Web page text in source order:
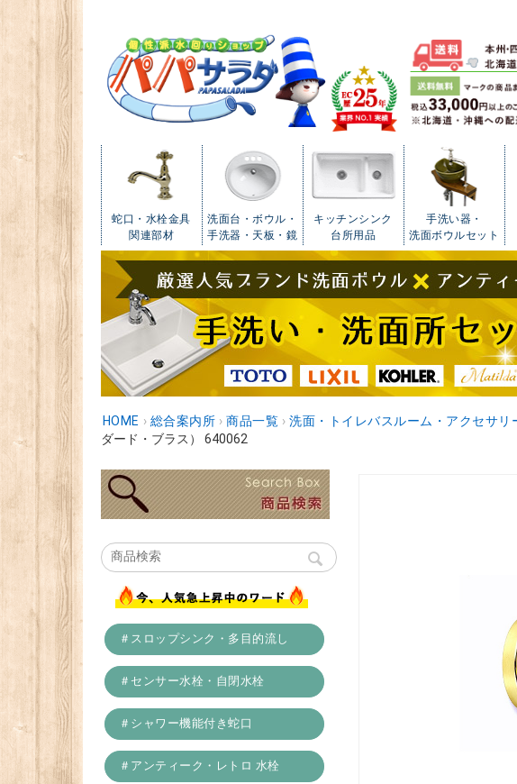
蛇口・水栓金具
関連部材
洗面台・ボウル・
手洗器・天板・鏡
キッチンシンク
台所用品
手洗い器・
洗面ボウルセット
HOME › 総合案内所 › 商品一覧 › 洗面・トイレバスルーム・アクセサリ
ダード・ブラス） 640062
＃スロップシンク・多目的流し
＃センサー水栓・自閉水栓
＃シャワー機能付き蛇口
＃アンティーク・レトロ 水栓